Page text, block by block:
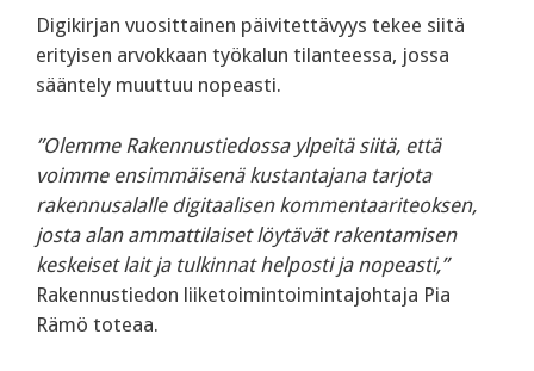
Digikirjan vuosittainen päivitettävyys tekee siitä
erityisen arvokkaan työkalun tilanteessa, jossa
sääntely muuttuu nopeasti.
”Olemme Rakennustiedossa ylpeitä siitä, että
voimme ensimmäisenä kustantajana tarjota
rakennusalalle digitaalisen kommentaariteoksen,
josta alan ammattilaiset löytävät rakentamisen
keskeiset lait ja tulkinnat helposti ja nopeasti,”
Rakennustiedon liiketoimintoimintajohtaja Pia
Rämö toteaa.